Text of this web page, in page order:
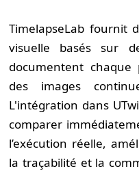
TimelapseLab fournit
visuelle basés sur
documentent chaque
des images
L'intégration dans
comparer
l’exécution réelle,
la traçabilité et la